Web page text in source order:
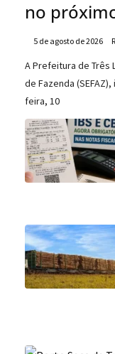
no
5 de agosto de 2026
A Prefeitura de Três
de Fazenda
feira, 10